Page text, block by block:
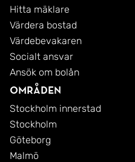
Hitta mäklare
Värdera bostad
Värdebevakaren
Socialt ansvar
Ansök om bolån
Områden
Stockholm innerstad
Stockholm
Göteborg
Malmö